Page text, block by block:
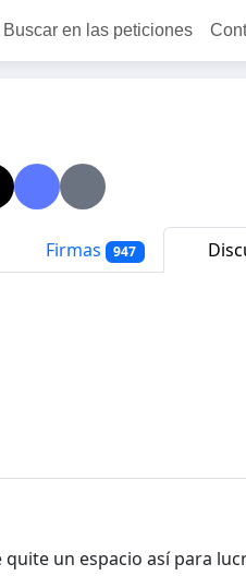
Buscar en las peticiones
Firmas 947
un espacio así para